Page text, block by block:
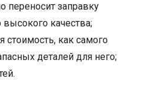
переносит заправку
качества;
стоимость, как самого
деталей для него;